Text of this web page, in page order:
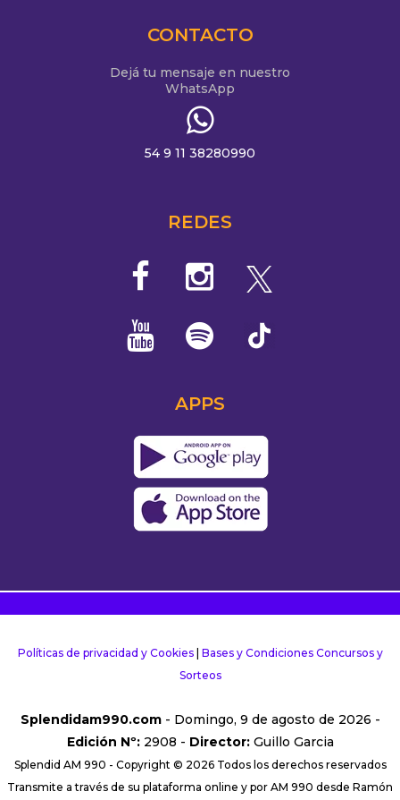
CONTACTO
Dejá tu mensaje en nuestro
WhatsApp
54 9 11 38280990
REDES
APPS
Políticas de privacidad y Cookies| Bases y Condiciones Concursos y
Sorteos
Splendidam990.com- Domingo, 9 de agosto de 2026 -
Edición Nº:2908 - Director:Guillo Garcia
Splendid AM 990 - Copyright © 2026 Todos los derechos reservados
Transmite a través de su plataforma online y por AM 990 desde Ramón